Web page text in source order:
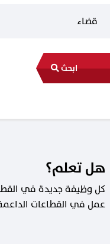
ابحث
هل تعلم؟
عمل في القطاعات